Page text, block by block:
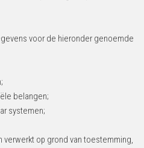
voor de hieronder genoemde
belangen;
systemen;
op grond van toestemming,